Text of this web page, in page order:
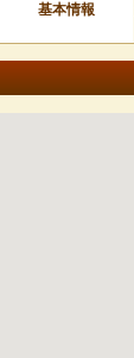
基本情報